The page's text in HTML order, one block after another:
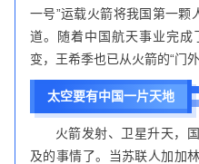
一号”运载火箭将我国第一颗
道。随着中国航天事业完成
变，王希季也已从火箭的“门
太空要有中国一片天地
火箭发射、卫星升天，
及的事情了。当苏联人加加